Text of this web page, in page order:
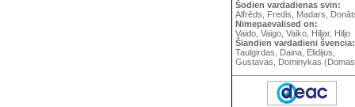
Šodien vardadienas svin:
Alfrēds, Fredis, Madars,
Nimepaevalised on:
Vaido, Vaigo, Vaiko, Hiljar, Hiljo
Šiandien vardadieni švencia:
Taulgirdas, Daina, Elidijus,
Gustavas, Dominykas